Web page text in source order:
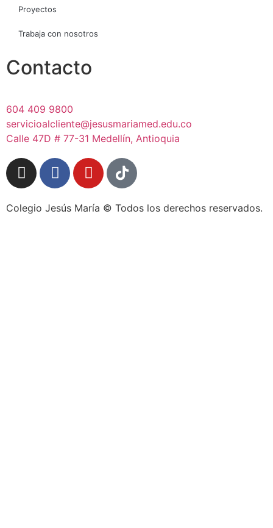
Proyectos
Trabaja con nosotros
Contacto
604 409 9800
servicioalcliente@jesusmariamed.edu.co
Calle 47D # 77-31 Medellín, Antioquia
Colegio Jesús María © Todos los derechos reservados.